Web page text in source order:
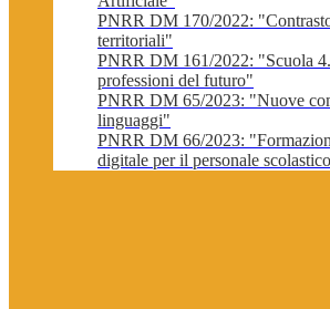
PNRR DM 170/2022:
territoriali"
PNRR DM 161/2022: "Scuola
professioni del futuro"
PNRR DM 65/2023: "Nuove
linguaggi"
PNRR DM 66/2023:
digitale per il personale